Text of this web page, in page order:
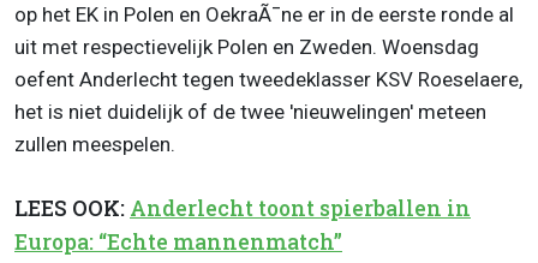
op het EK in Polen en OekraÃ¯ne er in de eerste ronde al
uit met respectievelijk Polen en Zweden. Woensdag
oefent Anderlecht tegen tweedeklasser KSV Roeselaere,
het is niet duidelijk of de twee 'nieuwelingen' meteen
zullen meespelen.
LEES OOK: Anderlecht toont spierballen in
Europa: “Echte mannenmatch”